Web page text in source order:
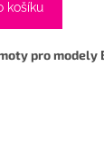
košíku
pro modely